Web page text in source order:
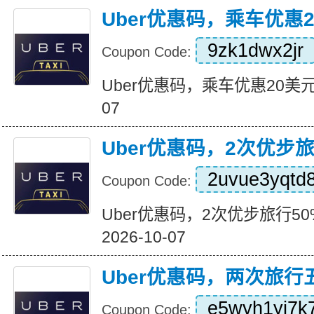
Uber优惠码，乘车优惠
Coupon Code: 9zk1dwx2jr
Uber优惠码，乘车优惠20美
07
Uber优惠码，2次优步
Coupon Code:
Uber优惠码，2次优步旅行
2026-10-07
Uber优惠码，两次旅行
Coupon Code: